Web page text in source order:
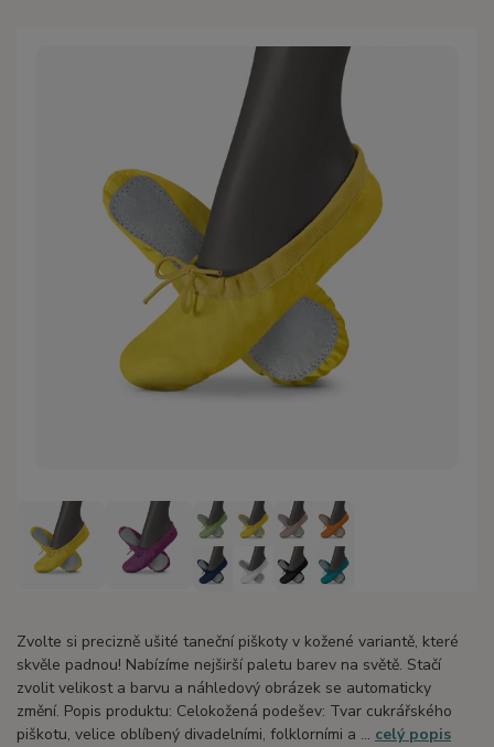
Zvolte si precizně ušité taneční piškoty v kožené variantě, které
skvěle padnou! Nabízíme nejširší paletu barev na světě. Stačí
zvolit velikost a barvu a náhledový obrázek se automaticky
změní. Popis produktu: Celokožená podešev: Tvar cukrářského
piškotu, velice oblíbený divadelními, folklorními a ... celý popis